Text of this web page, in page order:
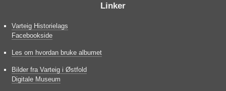
Linker
Varteig Historielags
Facebookside
Les om hvordan bruke albumet
Bilder fra Varteig i Østfold
Digitale Museum